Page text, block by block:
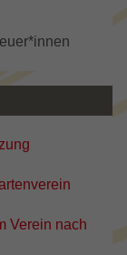
Verein nach